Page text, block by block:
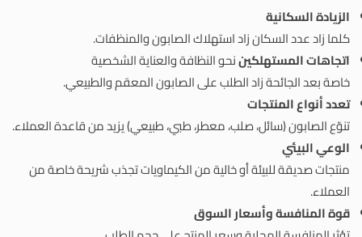
الزيادة السكانية
كلما زاد عدد السكان زاد استهلاك الصابون والمنظفات.
اتجاهات المستهلكيننحو النظافة والعناية الشخصية
خاصة بعد الجائحة زاد الطلب على الصابون المعقم والطبيعي.
تعدد أنواع المنتجات
تنوّع الصابون (سائل، صلب، معطر، طبي، طبيعي) يزيد من قاعدة العملاء.
الوعي البيئي
منتجات صديقة للبيئة أو خالية من الكيماويات تجذب شريحة خاصة من
العملاء.
قوة المنافسة وأسعار السوق